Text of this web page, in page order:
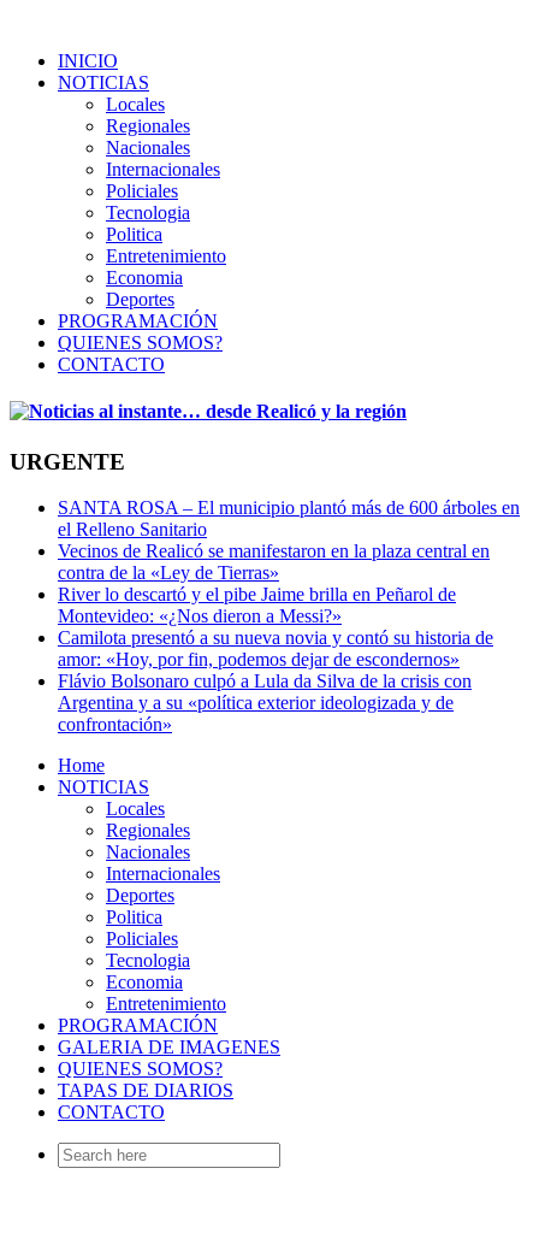
INICIO
NOTICIAS
Locales
Regionales
Nacionales
Internacionales
Policiales
Tecnologia
Politica
Entretenimiento
Economia
Deportes
PROGRAMACIÓN
QUIENES SOMOS?
CONTACTO
URGENTE
SANTA ROSA – El municipio plantó más de 600 árboles en
el Relleno Sanitario
Vecinos de Realicó se manifestaron en la plaza central en
contra de la «Ley de Tierras»
River lo descartó y el pibe Jaime brilla en Peñarol de
Montevideo: «¿Nos dieron a Messi?»
Camilota presentó a su nueva novia y contó su historia de
amor: «Hoy, por fin, podemos dejar de escondernos»
Flávio Bolsonaro culpó a Lula da Silva de la crisis con
Argentina y a su «política exterior ideologizada y de
confrontación»
Home
NOTICIAS
Locales
Regionales
Nacionales
Internacionales
Deportes
Politica
Policiales
Tecnologia
Economia
Entretenimiento
PROGRAMACIÓN
GALERIA DE IMAGENES
QUIENES SOMOS?
TAPAS DE DIARIOS
CONTACTO
Search
for: